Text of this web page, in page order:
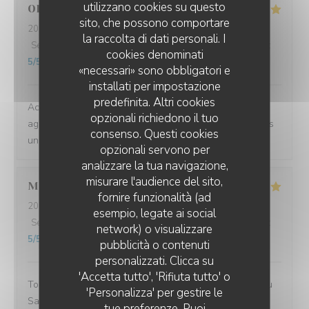
utilizzano cookies su questo
sito, che possono comportare
la raccolta di dati personali. I
cookies denominati
«necessari» sono obbligatori e
installati per impostazione
predefinita. Altri cookies
opzionali richiedono il tuo
consenso. Questi cookies
opzionali servono per
analizzare la tua navigazione,
misurare l'audience del sito,
fornire funzionalità (ad
esempio, legate ai social
network) o visualizzare
pubblicità o contenuti
personalizzati. Clicca su
'Accetta tutto', 'Rifiuta tutto' o
'Personalizza' per gestire le
Olivier
2026-08-01 - 20:30 - Ospiti 11
Servizio
Atmosfera: 5/5 Cucina: 5/5 Qualità / Prezzo
5/5
Accueil et service comme à l’habitude chaleureux et
agréable. Nous avons passé une excellente soirée dans
un tres bel endroit en nous régalant !!!
Melanie
2026-08-01
- 21:00 - Ospiti 2
Servizio
Atmosfera 5 Cucina :
5/5
Toujours un plaisir de venir dîner aux jardins de sidi Bou
Said… c’est la maison 💜
LES JARDINS DE SIDI BOU SAÏD